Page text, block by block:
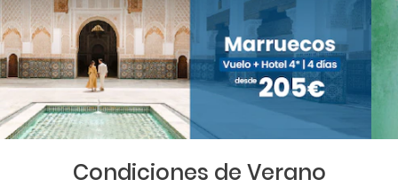
Condiciones de Verano